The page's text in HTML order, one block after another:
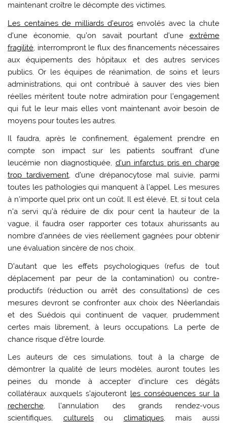
maintenant croître le décompte des victimes.
Les centaines de milliards d’euros envolés avec la chute
d’une économie, qu’on savait pourtant d’une extrême
fragilité, interrompront le flux des financements nécessaires
aux équipements des hôpitaux et des autres services
publics. Or les équipes de réanimation, de soins et leurs
administrations, qui ont contribué à sauver des vies bien
réelles méritent toute notre admiration pour l’engagement
qui fut le leur mais elles vont maintenant avoir besoin de
moyens pour toutes les autres.
Il faudra, après le confinement, également prendre en
compte son impact sur les patients souffrant d’une
leucémie non diagnostiquée, d’un infarctus pris en charge
trop tardivement, d’une drépanocytose mal suivie, parmi
toutes les pathologies qui manquent à l’appel. Les mesures
à n’importe quel prix ont un coût. Il est élevé. Et, si tout cela
n’a servi qu’à réduire de dix pour cent la hauteur de la
vague, il faudra oser rapporter ces totaux ahurissants au
nombre d’années de vies réellement gagnées pour obtenir
une évaluation sincère de nos choix.
D’autant que les effets psychologiques (refus de tout
déplacement par peur de la contamination) ou contre-
productifs (réduction ou arrêt des consultations) de ces
mesures devront se confronter aux choix des Néerlandais
et des Suédois qui continuent de vaquer, prudemment
certes mais librement, à leurs occupations. La perte de
chance risque d’être lourde.
Les auteurs de ces simulations, tout à la charge de
démontrer la qualité de leurs modèles, auront toutes les
peines du monde à accepter d’inclure ces dégâts
collatéraux auxquels s’ajouteront les conséquences sur la
recherche, l’annulation des grands rendez-vous
scientifiques, culturelsou climatiques, mais aussi